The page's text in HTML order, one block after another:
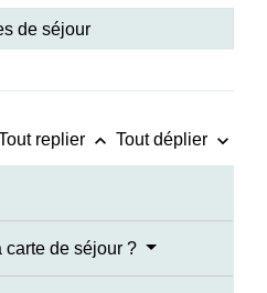
de séjour
replier keyboard_arrow_up Tout déplier keyboard_arrow_down
carte de séjour ?